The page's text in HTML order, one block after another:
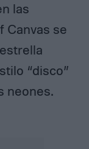
las
Canvas se
“disco”
neones.